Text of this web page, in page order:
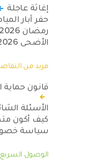
إغاثة عاجلة
حفر آبار
رمضان 2026
الأضحى 2026
مزيد من
قانون
الأسئلة
كيف أكون
سياسة
الوصول السريع